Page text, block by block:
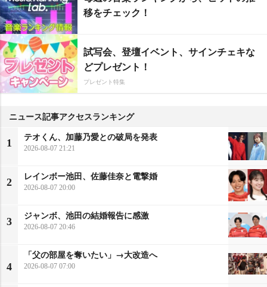
移をチェック！
試写会、登壇イベント、サインチェキな
どプレゼント！
プレゼント特集
ニュース記事アクセスランキング
1
テオくん、加藤乃愛との破局を発表
2026-08-07 21:21
2
レインボー池田、佐藤佳奈と電撃婚
2026-08-07 20:00
3
ジャンボ、池田の結婚報告に感激
2026-08-07 20:46
4
「父の部屋を奪いたい」→大改造へ
2026-08-07 07:00